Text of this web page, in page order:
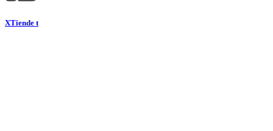
XTiende t